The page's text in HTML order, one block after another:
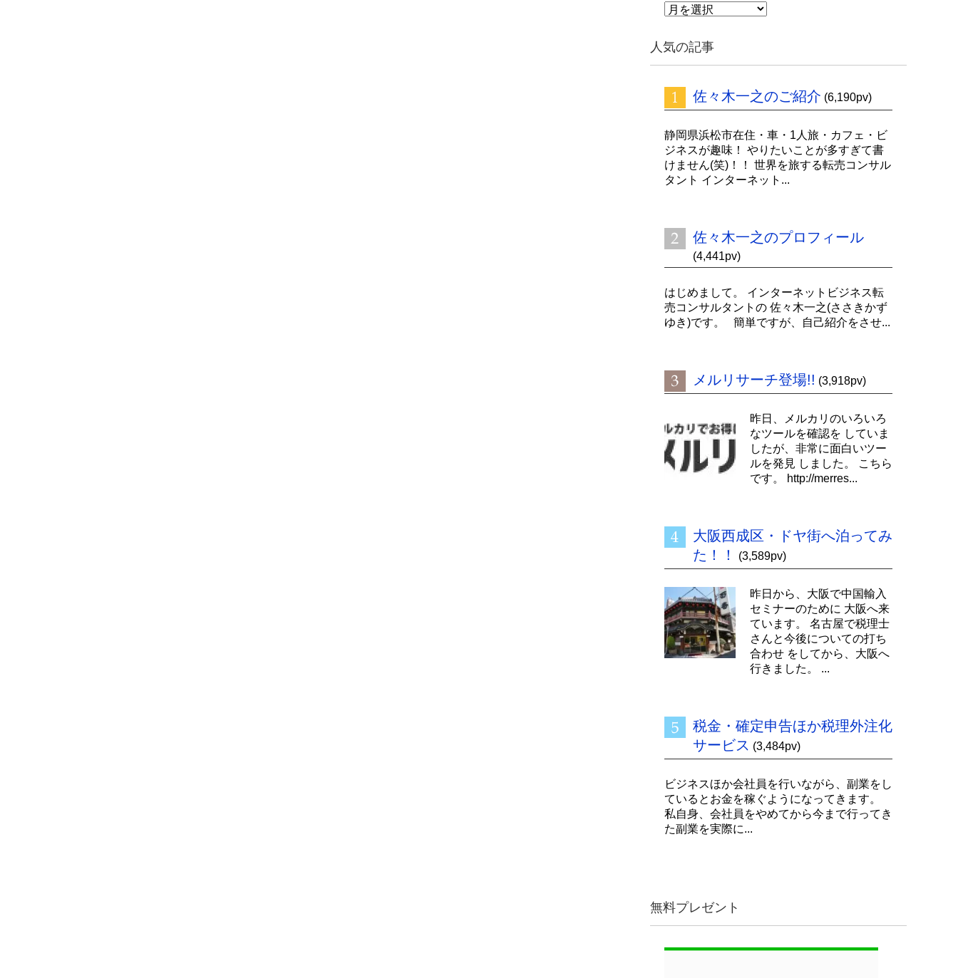
バ
ナ
ン
ー
人気の記事
佐々木一之のご紹介 (6,190pv)
静岡県浜松市在住・車・1人旅・カフェ・ビ
ジネスが趣味！ やりたいことが多すぎて書
けません(笑)！！ 世界を旅する転売コンサル
タント インターネット...
佐々木一之のプロフィール
(4,441pv)
はじめまして。 インターネットビジネス転
売コンサルタントの 佐々木一之(ささきかず
ゆき)です。 簡単ですが、自己紹介をさせ...
メルリサーチ登場!! (3,918pv)
昨日、メルカリのいろいろ
なツールを確認を していま
したが、非常に面白いツー
ルを発見 しました。 こちら
です。 http://merres...
大阪西成区・ドヤ街へ泊ってみ
た！！
(3,589pv)
昨日から、大阪で中国輸入
セミナーのために 大阪へ来
ています。 名古屋で税理士
さんと今後についての打ち
合わせ をしてから、大阪へ
行きました。 ...
税金・確定申告ほか税理外注化
サービス (3,484pv)
ビジネスほか会社員を行いながら、副業をし
ているとお金を稼ぐようになってきます。
私自身、会社員をやめてから今まで行ってき
た副業を実際に...
無料プレゼント